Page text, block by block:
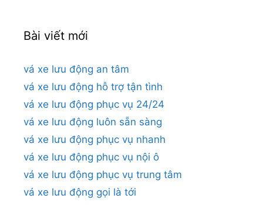
Bài viết mới
vá xe lưu động an tâm
vá xe lưu động hỗ trợ tận tình
vá xe lưu động phục vụ 24/24
vá xe lưu động luôn sẵn sàng
vá xe lưu động phục vụ nhanh
vá xe lưu động phục vụ nội ô
vá xe lưu động phục vụ trung tâm
vá xe lưu động gọi là tới